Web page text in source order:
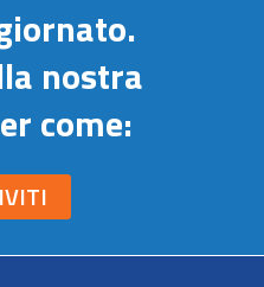
nostra
come: